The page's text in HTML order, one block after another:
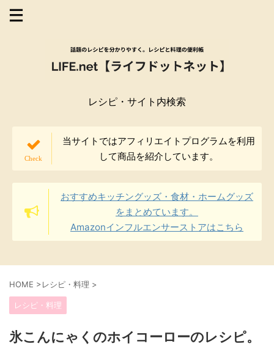
レシピ・サイト内検索
当サイトではアフィリエイトプログラムを利用
して商品を紹介しています。
おすすめキッチングッズ・食材・ホームグッズ
をまとめています。
Amazonインフルエンサーストアはこちら
HOME >レシピ・料理 >
レシピ・料理
氷こんにゃくのホイコーローのレシピ。